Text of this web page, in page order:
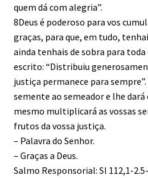
quem dá com alegria”.
8Deus é poderoso para vos
graças, para que, em tudo,
ainda tenhais de sobra para
escrito: “Distribuiu
justiça permanece para sempre”.
semente ao semeador e lhe
mesmo multiplicará as vossas
frutos da vossa justiça.
– Palavra do Senhor.
– Graças a Deus.
Salmo Responsorial: Sl 112,1-